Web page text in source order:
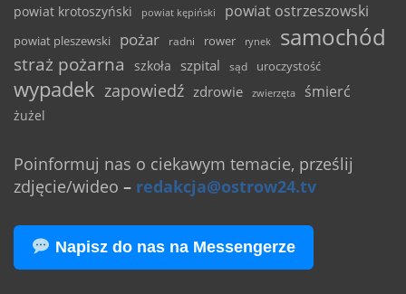
powiat krotoszyński powiat kępiński powiat ostrzeszowski
powiat pleszewski pożar radni rower rynek samochód
straż pożarna szkoła szpital sąd uroczystość
wypadek zapowiedź zdrowie zwierzęta śmierć
żużel
Poinformuj nas o ciekawym temacie, prześlij
zdjęcie/wideo – redakcja@ostrow24.tv
Napisz do nas na Messengerze